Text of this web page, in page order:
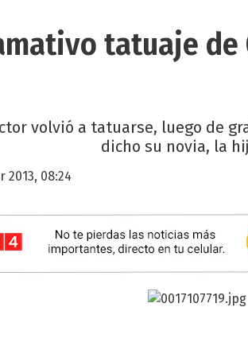
tatuaje
volvió a tatuarse, luego de
dicho su novia, la
2013, 08:24